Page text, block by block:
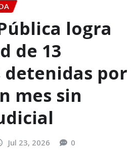
logra
de 13
detenidas por
mes sin
Jul 23, 2026 0